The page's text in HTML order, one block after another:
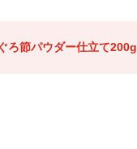
ろ節パウダー仕立て200g